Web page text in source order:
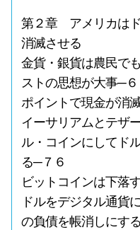
第２章 アメリカは
消滅させる
金貨・銀貨は農民で
ストの思想が大事─６
ポイントで現金が消
イーサリアムとテザ
ル・コインにしてド
る─７６
ビットコインは下落
ドルをデジタル通貨
の負債を帳消しにす